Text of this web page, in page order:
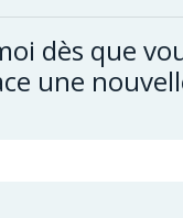
dès que
une